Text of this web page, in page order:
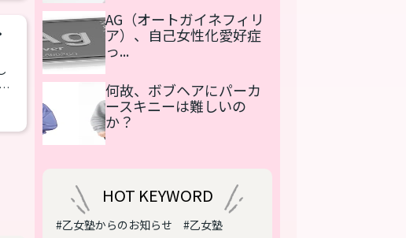
AG（オートガイネフィリ
ア）、自己女性化愛好症
っ...
何故、ボブヘアにパーカ
ースキニーは難しいの
か？
HOT KEYWORD
#乙女塾からのお知らせ
#乙女塾